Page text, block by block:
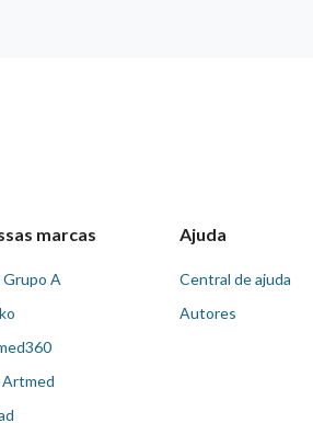
marcas
Grupo A
Artmed
Ajuda
Central de ajuda
Autores